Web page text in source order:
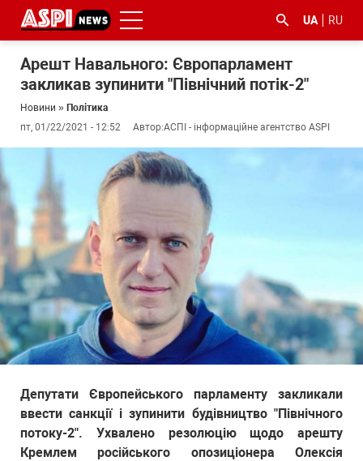
UA RU
Арешт Навального: Європарламент
закликав зупинити "Північний потік-2"
Новини » Політика
пт, 01/22/2021 - 12:52
Автор:АСПІ - інформаційне агентство ASPI
Депутати Європейського парламенту закликали
ввести санкції і зупинити будівництво "Північного
потоку-2". Ухвалено резолюцію щодо арешту
Кремлем російського опозиціонера Олексія
#ООС
#боротьба
корупцією
#ДФС #Київ